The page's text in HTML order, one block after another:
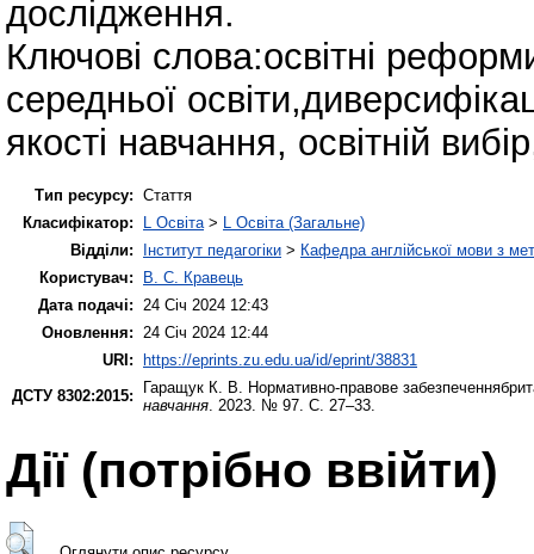
дослідження.
Ключові слова:освітні
середньої
якості навчання, освітній
Тип ресурсу: Стаття
Класифікатор:
L Освіта > L Освіта (Загальне)
Відділи:
Інститут педагогіки > Кафедра англійської мови з
Користувач:
В. С. Кравець
Дата подачі:
24 Січ 2024 12:43
Оновлення:
24 Січ 2024 12:44
URI: https://eprints.zu.edu.ua/id/eprint/38831
ДСТУ 8302:2015:
Гаращук К. В.
Нормативно-правове
навчання . 2023. № 97. С. 27–33.
Дії ​​(потрібно ввійти)